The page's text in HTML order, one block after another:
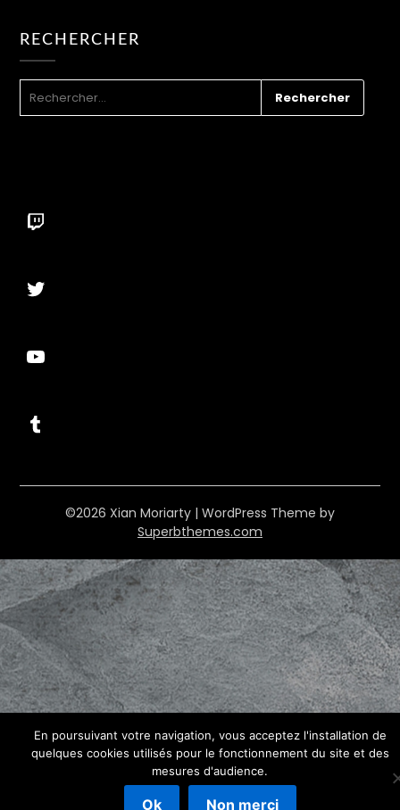
RECHERCHER
Twitch
Twitter
YouTube
Tumblr
©2026 Xian Moriarty | WordPress Theme by
Superbthemes.com
En poursuivant votre navigation, vous acceptez l'installation de
quelques cookies utilisés pour le fonctionnement du site et des
mesures d'audience.
Ok Non merci